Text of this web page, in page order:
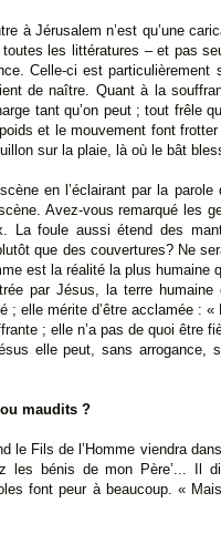
à Jérusalem n’est qu’une
toutes les littératures – et pas
Celle-ci est
de naître. Quant à la
tant qu’on peut ; tout frêle
et le mouvement font
sur la plaie, là où le bât
en l’éclairant par la
Avez-vous remarqué les
La foule aussi étend des
que des couvertures? Ne
est la réalité la plus humaine
par Jésus, la terre
; elle mérite d’être acclamée :
; elle n’a pas de quoi être
elle peut, sans arrogance,
maudits ?
le Fils de l’Homme viendra
les bénis de mon Père’... Il
font peur à beaucoup. «